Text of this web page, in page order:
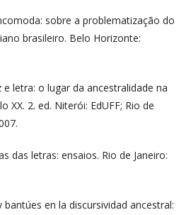
sobre a problematização do
brasileiro. Belo Horizonte:
e letra: o lugar da ancestralidade na
XX. 2. ed. Niterói: EdUFF; Rio de
das letras: ensaios. Rio de Janeiro:
bantúes en la discursividad ancestral: